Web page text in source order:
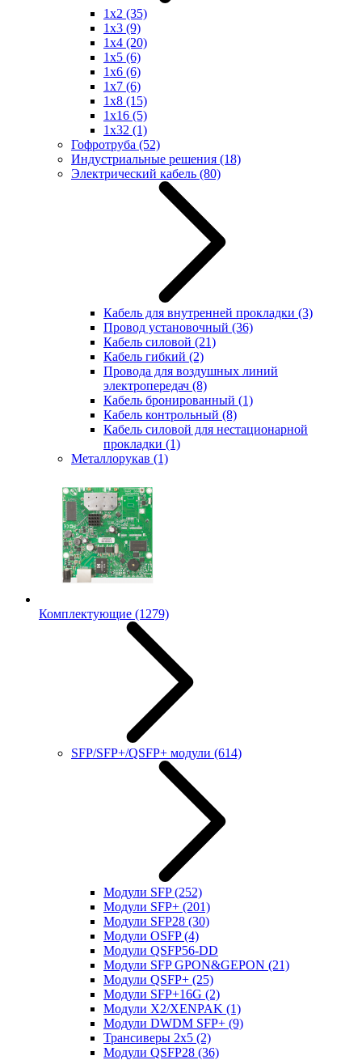
1x2 (35)
1x3 (9)
1x4 (20)
1x5 (6)
1x6 (6)
1x7 (6)
1x8 (15)
1x16 (5)
1x32 (1)
Гофротруба (52)
Индустриальные решения (18)
Электрический кабель (80)
Кабель для внутренней прокладки (3)
Провод установочный (36)
Кабель силовой (21)
Кабель гибкий (2)
Провода для воздушных линий
электропередач (8)
Кабель бронированный (1)
Кабель контрольный (8)
Кабель силовой для нестационарной
прокладки (1)
Металлорукав (1)
Комплектующие (1279)
SFP/SFP+/QSFP+ модули (614)
Модули SFP(252)
Модули SFP+ (201)
Модули SFP28 (30)
Модули OSFP(4)
Модули QSFP56-DD
Модули SFP GPON&GEPON (21)
Модули QSFP+ (25)
Модули SFP+16G (2)
Модули X2/XENPAK (1)
Модули DWDM SFP+ (9)
Трансиверы 2x5 (2)
Модули QSFP28 (36)